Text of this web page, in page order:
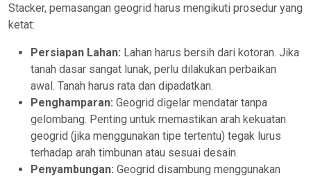
Stacker, pemasangan geogrid harus mengikuti prosedur yang
ketat:
Persiapan Lahan: Lahan harus bersih dari kotoran. Jika
tanah dasar sangat lunak, perlu dilakukan perbaikan
awal. Tanah harus rata dan dipadatkan.
Penghamparan: Geogrid digelar mendatar tanpa
gelombang. Penting untuk memastikan arah kekuatan
geogrid (jika menggunakan tipe tertentu) tegak lurus
terhadap arah timbunan atau sesuai desain.
Penyambungan: Geogrid disambung menggunakan